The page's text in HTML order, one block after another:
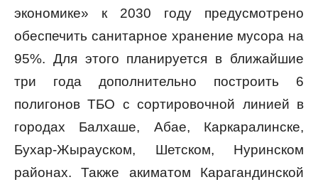
экономике» к 2030 году предусмотрено
обеспечить санитарное хранение мусора на
95%. Для этого планируется в ближайшие
три года дополнительно построить 6
полигонов ТБО с сортировочной линией в
городах Балхаше, Абае, Каркаралинске,
Бухар-Жырауском, Шетском, Нуринском
районах. Также акиматом Карагандинской